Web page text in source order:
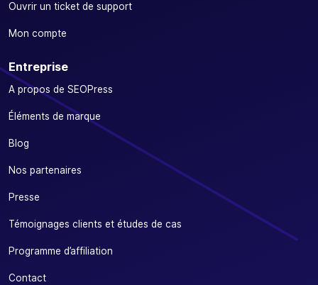
Ouvrir un ticket de support
Mon compte
Entreprise
A propos de SEOPress
Éléments de marque
Blog
Nos partenaires
Presse
Témoignages clients et études de cas
Programme d’affiliation
Contact